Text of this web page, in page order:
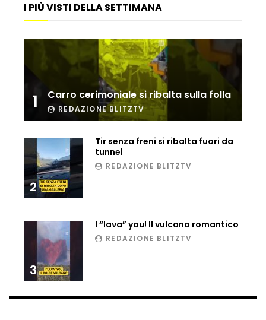
Incidente aereo a Mogadiscio, aereo
Ucraina, ecco come gli F16 intercettano
i droni russi
treno lo distrugge
Parco divertimenti, attrazione cede
all’improvviso
Auto fuori controllo in Guatemala,
I PIÙ VISTI DELLA SETTIMANA
1 Carro cerimoniale si ribalta sulla folla
REDAZIONE BLITZTV
2
Tir senza freni si ribalta fuori da
tunnel
REDAZIONE BLITZTV
3
I “lava” you! Il vulcano romantico
REDAZIONE BLITZTV